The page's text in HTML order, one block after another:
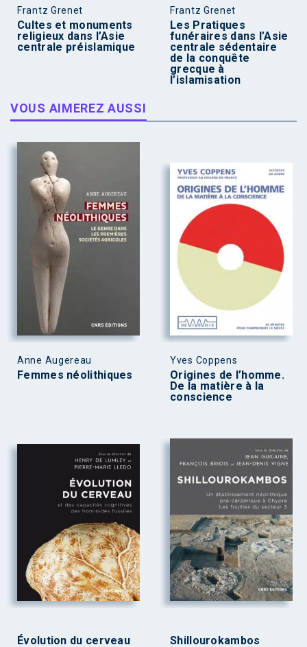
Frantz Grenet
Cultes et monuments
religieux dans l’Asie
centrale préislamique
Frantz Grenet
Les Pratiques
funéraires dans l’Asie
centrale sédentaire
de la conquête
grecque à
l’islamisation
VOUS AIMEREZ AUSSI
Anne Augereau
Femmes néolithiques
Yves Coppens
Origines de l’homme.
De la matière à la
conscience
Évolution du cerveau
Shillourokambos